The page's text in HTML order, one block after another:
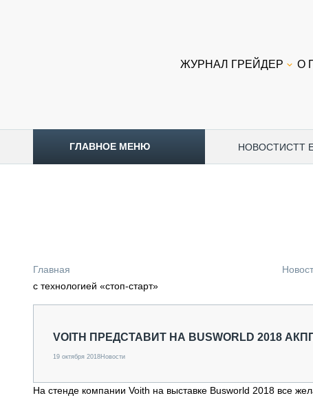
ЖУРНАЛ ГРЕЙДЕР О
ГЛАВНОЕ МЕНЮ НОВОСТИCTT
ОБЗОР РЫНКА
ГРУЗОПЕРЕВОЗКИ
ИСПЫТАТЕЛИ
ТЕХНОЛОГИИ
Главная
с технологией «стоп-старт»
VOITH ПРЕДСТАВИТ НА BUSWORLD 2018
19 октября 2018Новости
На стенде компании Voith на выставке Busworld 2018 все